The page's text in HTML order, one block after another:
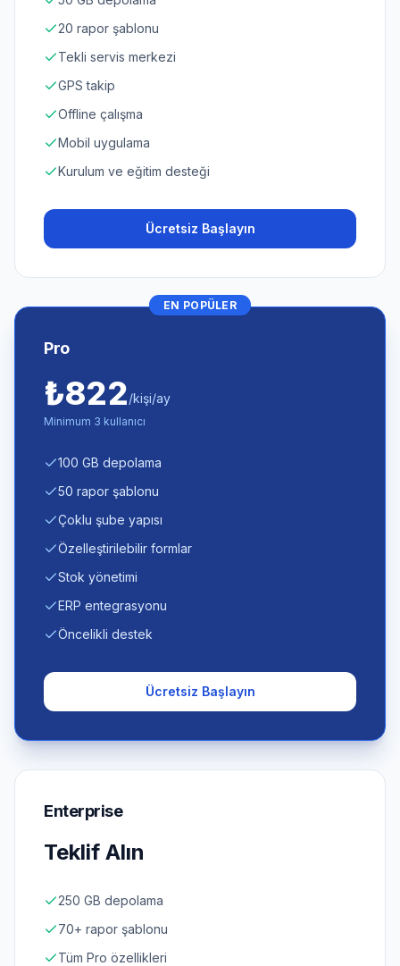
20 rapor şablonu
Tekli servis merkezi
GPS takip
Offline çalışma
Mobil uygulama
Kurulum ve eğitim desteği
Ücretsiz Başlayın
EN POPÜLER
Pro
₺822/kişi/ay
Minimum 3 kullanıcı
100 GB depolama
50 rapor şablonu
Çoklu şube yapısı
Özelleştirilebilir formlar
Stok yönetimi
ERP entegrasyonu
Öncelikli destek
Ücretsiz Başlayın
Enterprise
Teklif Alın
250 GB depolama
70+ rapor şablonu
Tüm Pro özellikleri